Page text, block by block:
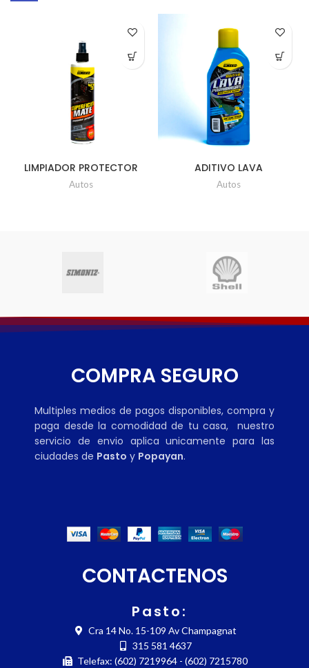
LIMPIADOR PROTECTOR
MATE SIMONZ
Autos
ADITIVO LAVA
PARABRISAS SIMONS
Autos
COMPRA SEGURO
Multiples medios de pagos disponibles, compra y
paga desde la comodidad de tu casa, nuestro
servicio de envio aplica unicamente para las
ciudades de Pasto y Popayan.
CONTACTENOS
Pasto:
Cra 14 No. 15-109 Av Champagnat
315 581 4637
Telefax: (602) 7219964 - (602) 7215780